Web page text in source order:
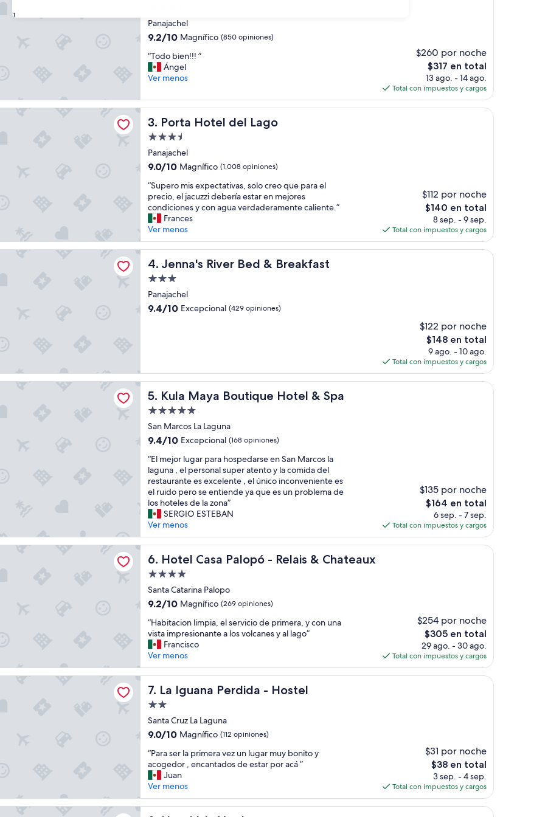
31
s
i
c
e
b
l
e
c
a
d
r
i
n
c
o
n
c
i
t
o
t
e
e
n
t
c
ó
o
d
o
y
3
n
c
a
s
a
”
de
3.5
Panajachel
9.2
10,
Magnífico,
(850
9.2/10 Magnífico (850 opiniones)
“
T
o
o
b
i
e
n
!
!
”
“Todo bien!!! ”
Ángel
Ver menos
$260 por noche
El
precio
actual
es
de
$317 en total
13 ago. - 14 ago.
Total con impuestos y cargos
3. Porta Hotel del Lago
Porta Hotel del Lago
Propiedad
de
3.5
Panajachel
9.0
10,
Magnífico,
(1,008
opiniones)
9.0/10 Magnífico (1,008 opiniones)
“
S
u
p
e
r
o
m
s
e
x
t
i
v
a
s
,
s
o
l
o
c
r
e
o
q
u
e
p
a
e
p
r
c
i
o
,
j
a
u
z
i
d
e
“Supero mis expectativas, solo creo que para el
precio, el jacuzzi debería estar en mejores
condiciones y con agua verdaderamente caliente.”
Frances
Ver menos
$112 por noche
El
precio
actual
es
de
$140 en total
8 sep. - 9 sep.
Total con impuestos y cargos
del Lago
4. Jenna's River Bed & Breakfast
Jenna's River Bed & Breakfast
Propiedad
de
3.0
Panajachel
9.4
9.4/10 Excepcional (429 opiniones)
$122 por noche
El
precio
actual
es
de
$148 en total
9 ago. - 10 ago.
Total con impuestos y cargos
Bed & Breakfast
5. Kula Maya Boutique Hotel & Spa
Kula Maya Boutique Hotel & Spa
Propiedad
de
5.0
San Marcos La Laguna
9.4
10,
Excepcional,
(168
opiniones)
9.4/10 Excepcional (168 opiniones)
“
E
l
m
e
j
o
r
l
u
g
a
r
p
r
a
o
s
p
e
d
a
r
s
e
n
a
n
M
“El mejor lugar para hospedarse en San Marcos la
laguna , el personal super atento y la comida del
restaurante es excelente , el único inconveniente es
el ruido pero se entiende ya que es un problema de
los hoteles de la zona”
SERGIO ESTEBAN
Ver menos
$135 por noche
El
precio
actual
es
de
$164 en total
6 sep. - 7 sep.
Total con impuestos y cargos
Boutique Hotel & Spa
6. Hotel Casa Palopó - Relais & Chateaux
Hotel Casa Palopó - Relais & Chateaux
Propiedad
de
4.0
Santa Catarina Palopo
9.2
10,
Magnífico,
(269
opiniones)
9.2/10 Magnífico (269 opiniones)
“
H
a
b
i
t
a
o
n
i
m
i
a
,
“Habitacion limpia, el servicio de primera, y con una
vista impresionante a los volcanes y al lago”
Francisco
Ver menos
$254 por noche
El
precio
actual
es
de
$305 en total
29 ago. - 30 ago.
Total con impuestos y cargos
Palopó - Relais & Chateaux
7. La Iguana Perdida - Hostel
La Iguana Perdida - Hostel
Propiedad
de
2.0
Santa Cruz La Laguna
9.0
10,
Magnífico,
(112
opiniones)
9.0/10 Magnífico (112 opiniones)
“
P
a
r
a
s
“Para ser la primera vez un lugar muy bonito y
acogedor , encantados de estar por acá ”
Juan
Ver menos
$31 por noche
El
precio
actual
es
de
$38 en total
3 sep. - 4 sep.
Total con impuestos y cargos
Perdida - Hostel
Verde